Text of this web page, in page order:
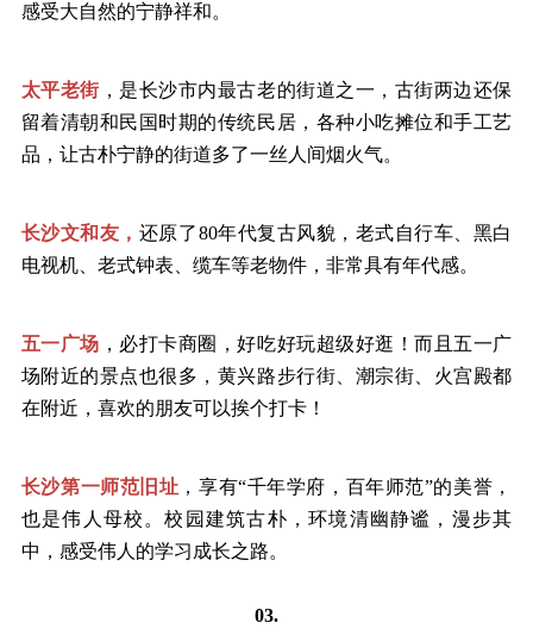
感受大自然的宁静祥和。
太平老街 ，是长沙市内最古老的街道之一，古街两边还保
留着清朝和民国时期的传统民居，各种小吃摊位和手工艺
品，让古朴宁静的街道多了一丝人间烟火气。
长沙文和友， 还原了80年代复古风貌，老式自行车、黑白
电视机、老式钟表、缆车等老物件，非常具有年代感。
五一广场 ，必打卡商圈，好吃好玩超级好逛！而且五一广
场附近的景点也很多，黄兴路步行街、潮宗街、火宫殿都
在附近，喜欢的朋友可以挨个打卡！
长沙第一师范旧址 ，享有“千年学府，百年师范”的美誉，
也是伟人母校。校园建筑古朴，环境清幽静谧，漫步其
中，感受伟人的学习成长之路。
03.